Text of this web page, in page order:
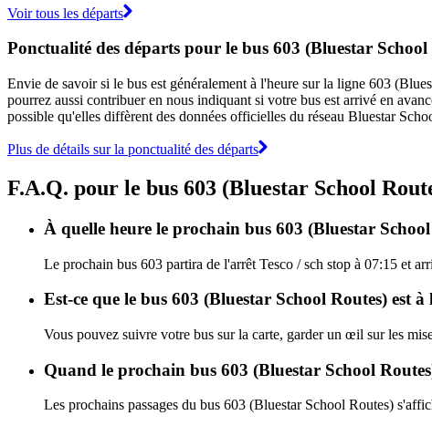
Voir tous les départs
Ponctualité des départs pour le bus 603 (Bluestar School
Envie de savoir si le bus est généralement à l'heure sur la ligne 603
pourrez aussi contribuer en nous indiquant si votre bus est arrivé en
possible qu'elles diffèrent des données officielles du réseau Bluestar
Plus de détails sur la ponctualité des départs
F.A.Q. pour le bus 603 (Bluestar School
À quelle heure le prochain bus 603 (Bluestar
Le prochain bus 603 partira de l'arrêt Tesco / sch stop à 07:15 et
Est-ce que le bus 603 (Bluestar School Routes) est
Vous pouvez suivre votre bus sur la carte, garder un œil sur les
Quand le prochain bus 603 (Bluestar School
Les prochains passages du bus 603 (Bluestar School Routes)